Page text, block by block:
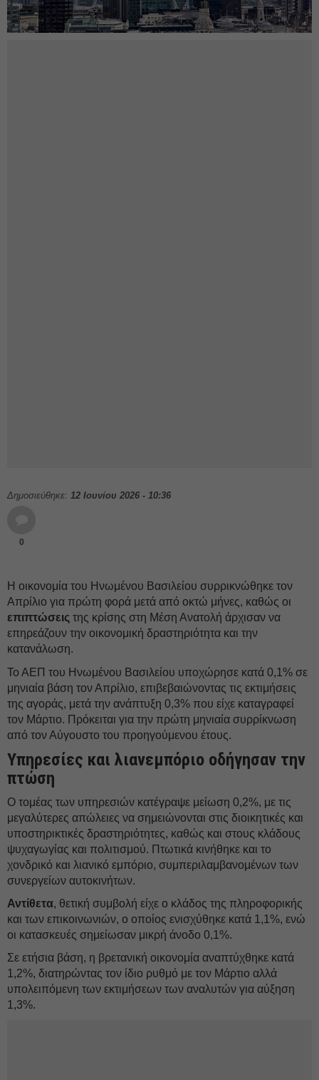
Δημοσιεύθηκε: 12 Ιουνίου 2026 - 10:36
0
Η οικονομία του Ηνωμένου Βασιλείου συρρικνώθηκε τον
Απρίλιο για πρώτη φορά μετά από οκτώ μήνες, καθώς οι
επιπτώσεις της κρίσης στη Μέση Ανατολή άρχισαν να
επηρεάζουν την οικονομική δραστηριότητα και την
κατανάλωση.
Το ΑΕΠ του Ηνωμένου Βασιλείου υποχώρησε κατά 0,1% σε
μηνιαία βάση τον Απρίλιο, επιβεβαιώνοντας τις εκτιμήσεις
της αγοράς, μετά την ανάπτυξη 0,3% που είχε καταγραφεί
τον Μάρτιο. Πρόκειται για την πρώτη μηνιαία συρρίκνωση
από τον Αύγουστο του προηγούμενου έτους.
Υπηρεσίες και λιανεμπόριο οδήγησαν την
πτώση
Ο τομέας των υπηρεσιών κατέγραψε μείωση 0,2%, με τις
μεγαλύτερες απώλειες να σημειώνονται στις διοικητικές και
υποστηρικτικές δραστηριότητες, καθώς και στους κλάδους
ψυχαγωγίας και πολιτισμού. Πτωτικά κινήθηκε και το
χονδρικό και λιανικό εμπόριο, συμπεριλαμβανομένων των
συνεργείων αυτοκινήτων.
Αντίθετα, θετική συμβολή είχε ο κλάδος της πληροφορικής
και των επικοινωνιών, ο οποίος ενισχύθηκε κατά 1,1%, ενώ
οι κατασκευές σημείωσαν μικρή άνοδο 0,1%.
Σε ετήσια βάση, η βρετανική οικονομία αναπτύχθηκε κατά
1,2%, διατηρώντας τον ίδιο ρυθμό με τον Μάρτιο αλλά
υπολειπόμενη των εκτιμήσεων των αναλυτών για αύξηση
1,3%.